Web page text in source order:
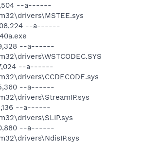
--a------
--a------
--a------
--a------
--a------
--a------
--a------